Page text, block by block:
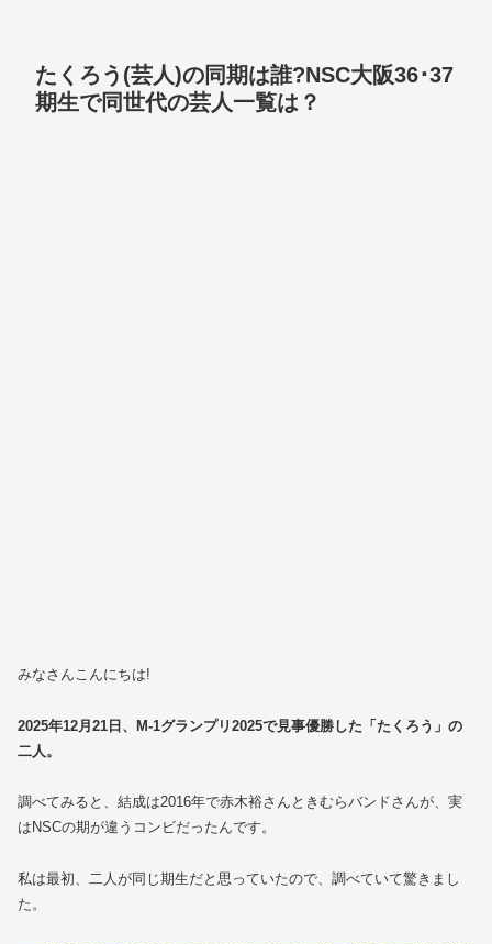
たくろう(芸人)の同期は誰?NSC大阪36･37
期生で同世代の芸人一覧は？
みなさんこんにちは!
2025年12月21日、M-1グランプリ2025で見事優勝した「たくろう」の
二人。
調べてみると、結成は2016年で赤木裕さんときむらバンドさんが、実
はNSCの期が違うコンビだったんです。
私は最初、二人が同じ期生だと思っていたので、調べていて驚きまし
た。